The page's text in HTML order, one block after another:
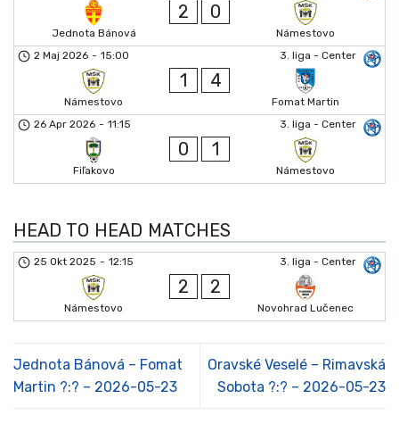
Jednota Bánová
2 0
Námestovo
3. liga - Center
2 Maj 2026 - 15:00
Námestovo
1 4
Fomat Martin
3. liga - Center
26 Apr 2026 - 11:15
Fiľakovo
0 1
Námestovo
HEAD TO HEAD MATCHES
3. liga - Center
25 Okt 2025 - 12:15
Námestovo
2 2
Novohrad Lučenec
Jednota Bánová – Fomat
Martin ?:? – 2026-05-23
Oravské Veselé – Rimavská
Sobota ?:? – 2026-05-23